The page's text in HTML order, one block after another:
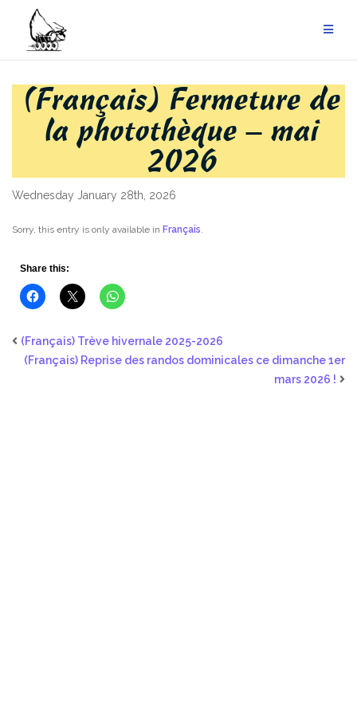
content
(Français) Fermeture de
la photothèque – mai
2026
Wednesday January 28th, 2026
Sorry, this entry is only available in Français.
Share this:
(Français) Trève hivernale 2025-2026
(Français) Reprise des randos dominicales ce dimanche 1er
mars 2026 !